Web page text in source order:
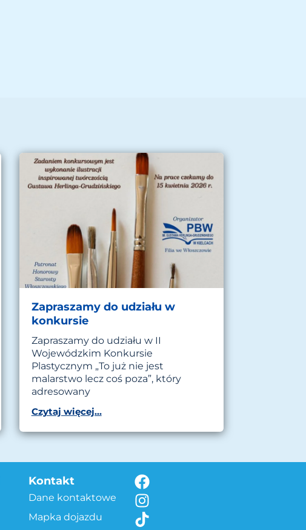
Zapraszamy do udziału w
konkursie
Zapraszamy do udziału w II
Wojewódzkim Konkursie
Plastycznym „To już nie jest
malarstwo lecz coś poza”, który
adresowany
Czytaj więcej...
Kontakt
Dane kontaktowe
Mapka dojazdu